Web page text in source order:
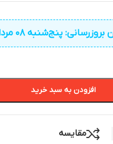
پنج‌شنبه 08 مرداد 1405
افزودن به سبد خرید
مقایسه